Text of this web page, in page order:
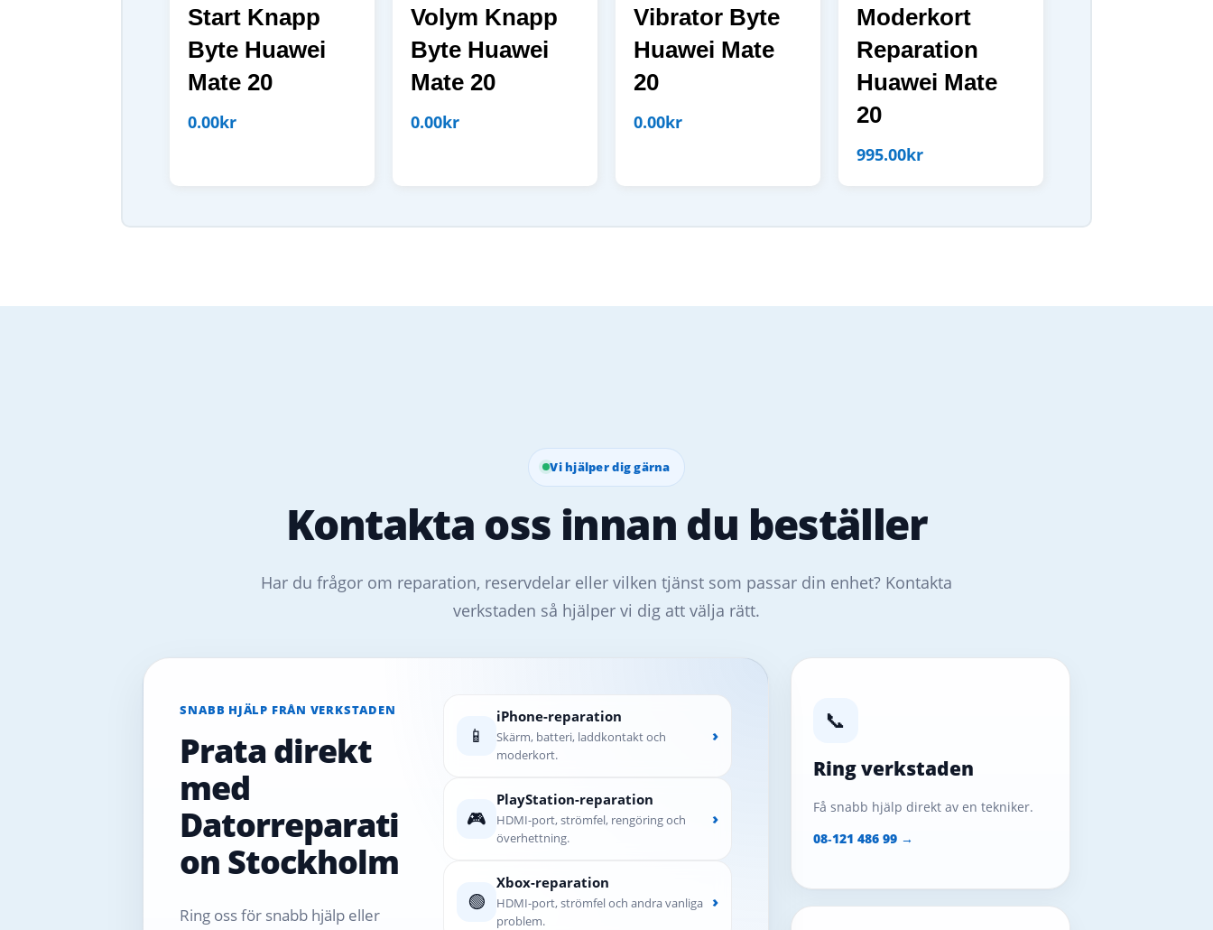
Start Knapp
Byte Huawei
Mate 20
0.00kr
Volym Knapp
Byte Huawei
Mate 20
0.00kr
Vibrator Byte
Huawei Mate
20
0.00kr
Moderkort
Reparation
Huawei Mate
20
995.00kr
Vi hjälper dig gärna
Kontakta oss innan du beställer
Har du frågor om reparation, reservdelar eller vilken tjänst som passar din enhet? Kontakta
verkstaden så hjälper vi dig att välja rätt.
SNABB HJÄLP FRÅN VERKSTADEN
Prata direkt
med
Datorreparati
on Stockholm
Ring oss för snabb hjälp eller
📱
iPhone-reparation
Skärm, batteri, laddkontakt och
moderkort.
›
🎮
PlayStation-reparation
HDMI-port, strömfel, rengöring och
överhettning.
›
🟢
Xbox-reparation
HDMI-port, strömfel och andra vanliga
problem.
›
📞
Ring verkstaden
Få snabb hjälp direkt av en tekniker.
08‑121 486 99 →